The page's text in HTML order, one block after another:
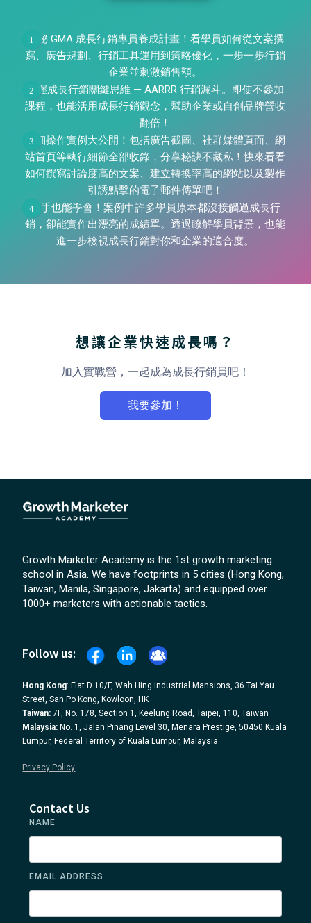
揭秘 GMA 成長行銷專員養成計畫！看學員如何從文案撰
寫、廣告規劃、行銷工具運用到策略優化，一步一步行銷
企業並刺激銷售額。
掌握成長行銷關鍵思維 — AARRR 行銷漏斗。即使不參加
課程，也能活用成長行銷觀念，幫助企業或自創品牌營收
翻倍！
詳細操作實例大公開！包括廣告截圖、社群媒體頁面、網
站首頁等執行細節全部收錄，分享秘訣不藏私！快來看看
如何撰寫討論度高的文案、建立轉換率高的網站以及製作
引誘點擊的電子郵件傳單吧！
新手也能學會！案例中許多學員原本都沒接觸過成長行
銷，卻能實作出漂亮的成績單。透過瞭解學員背景，也能
進一步檢視成長行銷對你和企業的適合度。
想讓企業快速成長嗎？
加入實戰營，一起成為成長行銷員吧！
我要參加！
Growth Marketer Academy is the 1st growth marketing
school in Asia. We have footprints in 5 cities (Hong Kong,
Taiwan, Manila, Singapore, Jakarta) and equipped over
1000+ marketers with actionable tactics.
Follow us:
Hong Kong: Flat D 10/F, Wah Hing Industrial Mansions, 36 Tai Yau
Street, San Po Kong, Kowloon, HK
Taiwan: 7F, No. 178, Section 1, Keelung Road, Taipei, 110, Taiwan
Malaysia: No. 1, Jalan Pinang Level 30, Menara Prestige, 50450 Kuala
Lumpur, Federal Territory of Kuala Lumpur, Malaysia
Privacy Policy
Contact Us
NAME
EMAIL ADDRESS